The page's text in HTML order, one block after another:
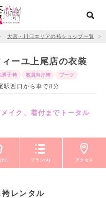
大宮・川口エリアの袴ショップ一覧 ＞
ーユ上尾店の衣装
男子袴 教員向け袴 ブーツ
駅西口から車で8分
イク、着付までトータル
プラン(4) アクセス
レンタル